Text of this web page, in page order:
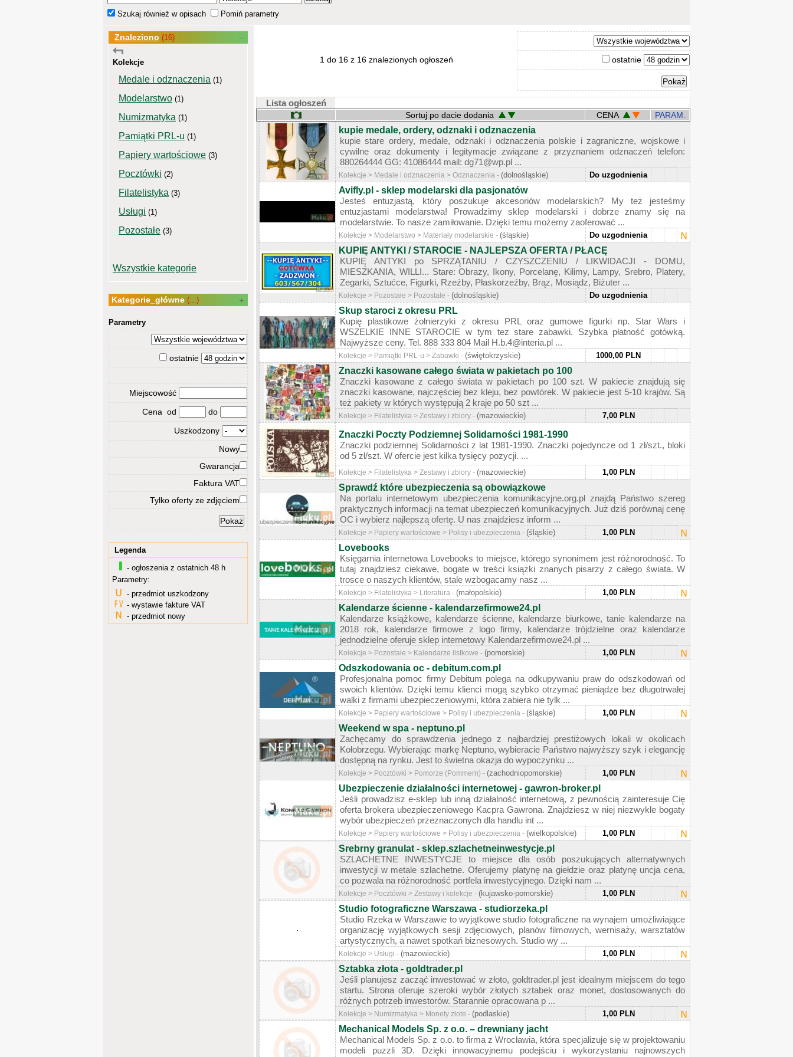
Szukaj również w opisach Pomiń parametry
Znaleziono (16)
Kolekcje
Medale i odznaczenia (1)
Modelarstwo (1)
Numizmatyka (1)
Pamiątki PRL-u (1)
Papiery wartościowe (3)
Pocztówki (2)
Filatelistyka (3)
Usługi (1)
Pozostałe (3)
Wszystkie kategorie
Kategorie_główne (...)
Parametry
ostatnie
Miejscowość
Cena od
do
Uszkodzony
Nowy
Gwarancja
Faktura VAT
Tylko oferty ze zdjęciem
Legenda
- ogłoszenia z ostatnich 48 h
Parametry:
- przedmiot uszkodzony
- wystawie fakture VAT
- przedmiot nowy
1 do 16 z 16 znalezionych ogłoszeń ostatnie
Lista ogłoszeń
Sortuj po dacie dodania CENA PARAM.
kupie medale, ordery, odznaki i odznaczenia
kupie stare ordery, medale, odznaki i odznaczenia polskie i zagraniczne, wojskowe i
cywilne oraz dokumenty i legitymacje związane z przyznaniem odznaczeń telefon:
880264444 GG: 41086444 mail: dg71@wp.pl ...
Kolekcje > Medale i odznaczenia > Odznaczenia - (dolnośląskie) Do uzgodnienia
Avifly.pl - sklep modelarski dla pasjonatów
Jesteś entuzjastą, który poszukuje akcesoriów modelarskich? My też jesteśmy
entuzjastami modelarstwa! Prowadzimy sklep modelarski i dobrze znamy się na
modelarstwie. To nasze zamiłowanie. Dzięki temu możemy zaoferować ...
Kolekcje > Modelarstwo > Materiały modelarskie - (śląskie) Do uzgodnienia
KUPIĘ ANTYKI / STAROCIE - NAJLEPSZA OFERTA / PŁACĘ
KUPIĘ ANTYKI po SPRZĄTANIU / CZYSZCZENIU / LIKWIDACJI - DOMU,
MIESZKANIA, WILLI... Stare: Obrazy, Ikony, Porcelanę, Kilimy, Lampy, Srebro, Platery,
Zegarki, Sztućce, Figurki, Rzeźby, Płaskorzeźby, Brąz, Mosiądz, Biżuter ...
Kolekcje > Pozostałe > Pozostałe - (dolnośląskie) Do uzgodnienia
Skup staroci z okresu PRL
Kupię plastikowe żołnierzyki z okresu PRL oraz gumowe figurki np. Star Wars i
WSZELKIE INNE STAROCIE w tym tez stare zabawki. Szybka płatność gotówką.
Najwyższe ceny. Tel. 888 333 804 Mail H.b.4@interia.pl ...
Kolekcje > Pamiątki PRL-u > Zabawki - (świętokrzyskie) 1000,00 PLN
Znaczki kasowane całego świata w pakietach po 100
Znaczki kasowane z całego świata w pakietach po 100 szt. W pakiecie znajdują się
znaczki kasowane, najczęściej bez kleju, bez powtórek. W pakiecie jest 5-10 krajów. Są
też pakiety w których występują 2 kraje po 50 szt ...
Kolekcje > Filatelistyka > Zestawy i zbiory - (mazowieckie) 7,00 PLN
Znaczki Poczty Podziemnej Solidarności 1981-1990
Znaczki podziemnej Solidarności z lat 1981-1990. Znaczki pojedyncze od 1 zł/szt., bloki
od 5 zł/szt. W ofercie jest kilka tysięcy pozycji. ...
Kolekcje > Filatelistyka > Zestawy i zbiory - (mazowieckie) 1,00 PLN
Sprawdź które ubezpieczenia są obowiązkowe
Na portalu internetowym ubezpieczenia komunikacyjne.org.pl znajdą Państwo szereg
praktycznych informacji na temat ubezpieczeń komunikacyjnych. Już dziś porównaj cenę
OC i wybierz najlepszą ofertę. U nas znajdziesz inform ...
Kolekcje > Papiery wartościowe > Polisy i ubezpieczenia - (śląskie) 1,00 PLN
Lovebooks
Księgarnia internetowa Lovebooks to miejsce, którego synonimem jest różnorodność. To
tutaj znajdziesz ciekawe, bogate w treści książki znanych pisarzy z całego świata. W
trosce o naszych klientów, stale wzbogacamy nasz ...
Kolekcje > Filatelistyka > Literatura - (małopolskie) 1,00 PLN
Kalendarze ścienne - kalendarzefirmowe24.pl
Kalendarze książkowe, kalendarze ścienne, kalendarze biurkowe, tanie kalendarze na
2018 rok, kalendarze firmowe z logo firmy, kalendarze trójdzielne oraz kalendarze
jednodzielne oferuje sklep internetowy Kalendarzefirmowe24.pl ...
Kolekcje > Pozostałe > Kalendarze listkowe - (pomorskie) 1,00 PLN
Odszkodowania oc - debitum.com.pl
Profesjonalna pomoc firmy Debitum polega na odkupywaniu praw do odszkodowań od
swoich klientów. Dzięki temu klienci mogą szybko otrzymać pieniądze bez długotrwałej
walki z firmami ubezpieczeniowymi, która zabiera nie tylk ...
Kolekcje > Papiery wartościowe > Polisy i ubezpieczenia - (śląskie) 1,00 PLN
Weekend w spa - neptuno.pl
Zachęcamy do sprawdzenia jednego z najbardziej prestiżowych lokali w okolicach
Kołobrzegu. Wybierając markę Neptuno, wybieracie Państwo najwyższy szyk i elegancję
dostępną na rynku. Jest to świetna okazja do wypoczynku ...
Kolekcje > Pocztówki > Pomorze (Pommern) - (zachodniopomorskie) 1,00 PLN
Ubezpieczenie działalności internetowej - gawron-broker.pl
Jeśli prowadzisz e-sklep lub inną działalność internetową, z pewnością zainteresuje Cię
oferta brokera ubezpieczeniowego Kacpra Gawrona. Znajdziesz w niej niezwykle bogaty
wybór ubezpieczeń przeznaczonych dla handlu int ...
Kolekcje > Papiery wartościowe > Polisy i ubezpieczenia - (wielkopolskie) 1,00 PLN
Srebrny granulat - sklep.szlachetneinwestycje.pl
SZLACHETNE INWESTYCJE to miejsce dla osób poszukujących alternatywnych
inwestycji w metale szlachetne. Oferujemy platynę na giełdzie oraz platynę uncja cena,
co pozwala na różnorodność portfela inwestycyjnego. Dzięki nam ...
Kolekcje > Pocztówki > Zestawy i kolekcje - (kujawsko-pomorskie) 1,00 PLN
Studio fotograficzne Warszawa - studiorzeka.pl
Studio Rzeka w Warszawie to wyjątkowe studio fotograficzne na wynajem umożliwiające
organizację wyjątkowych sesji zdjęciowych, planów filmowych, wernisaży, warsztatów
artystycznych, a nawet spotkań biznesowych. Studio wy ...
Kolekcje > Usługi - (mazowieckie) 1,00 PLN
Sztabka złota - goldtrader.pl
Jeśli planujesz zacząć inwestować w złoto, goldtrader.pl jest idealnym miejscem do tego
startu. Strona oferuje szeroki wybór złotych sztabek oraz monet, dostosowanych do
różnych potrzeb inwestorów. Starannie opracowana p ...
Kolekcje > Numizmatyka > Monety złote - (podlaskie) 1,00 PLN
Mechanical Models Sp. z o.o. – drewniany jacht
Mechanical Models Sp. z o.o. to firma z Wrocławia, która specjalizuje się w projektowaniu
modeli puzzli 3D. Dzięki innowacyjnemu podejściu i wykorzystaniu najnowszych